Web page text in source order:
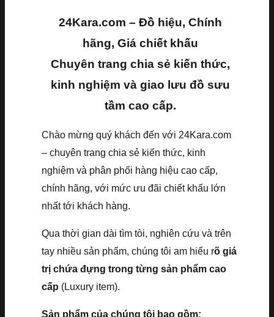
24Kara.com – Đồ hiệu, Chính
hãng, Giá chiết khấu
Chuyên trang chia sẻ kiến thức,
kinh nghiệm và giao lưu đồ sưu
tầm cao cấp.
Chào mừng quý khách đến với 24Kara.com
– chuyên trang chia sẻ kiến thức, kinh
nghiệm và phân phối hàng hiệu cao cấp,
chính hãng, với mức ưu đãi chiết khấu lớn
nhất tới khách hàng.
Qua thời gian dài tìm tòi, nghiên cứu và trên
tay nhiều sản phẩm, chúng tôi am hiểu rõ giá
trị chứa đựng trong từng sản phẩm cao
cấp (Luxury item).
Sản phẩm của chúng tôi bao gồm: